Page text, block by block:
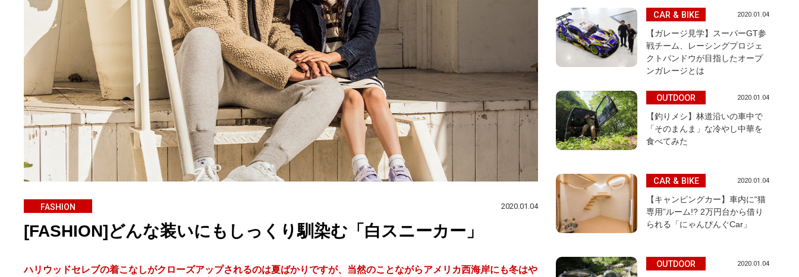
FASHION 2020.01.04
[FASHION]どんな装いにもしっくり馴染む「白スニーカー」
ハリウッドセレブの着こなしがクローズアップされるのは夏ばかりですが、当然のことながらアメリカ西海岸にも冬はや
CAR & BIKE 2020.01.04
【ガレージ見学】スーパーGT参
戦チーム、レーシングプロジェ
クトバンドウが目指したオープ
ンガレージとは
OUTDOOR 2020.01.04
【釣りメシ】林道沿いの車中で
「そのまんま」な冷やし中華を
食べてみた
CAR & BIKE 2020.01.04
【キャンピングカー】車内に“猫
専用”ルーム!? 2万円台から借り
られる「にゃんぴんぐCar」
OUTDOOR 2020.01.04